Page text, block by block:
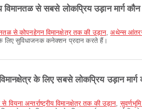
विमानतळ से सबसे लोकप्रिय उड़ान मार्ग
से कोपनहेगन विमानक्षेत्र तक की उड़ान ,अथेन्स
लिए सुविधाजनक कनेक्शन प्रदान करते हैं।
विमानक्षेत्र के लिए सबसे लोकप्रिय उड़ान
से वियना अन्तर्राष्ट्रीय विमानक्षेत्र तक की उड़ान